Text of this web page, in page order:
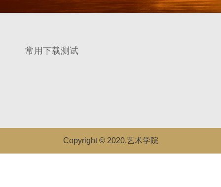
常用下载测试
Copyright © 2020.艺术学院